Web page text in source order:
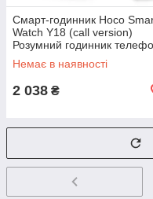
Смарт-годинник Hoco
Watch Y18 (call version)
Розумний годинник
з магнітною зарядкою,
чорний
Немає в наявності
2 038 ₴